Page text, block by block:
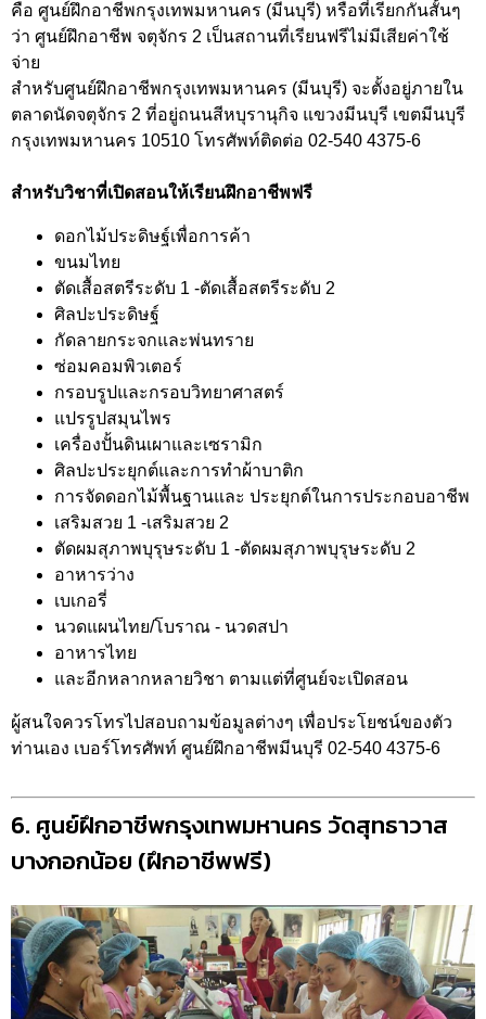
คือ ศูนย์ฝึกอาชีพกรุงเทพมหานคร (มีนบุรี) หรือที่เรียกกันสั้นๆ
ว่า ศูนย์ฝึกอาชีพ จตุจักร 2 เป็นสถานที่เรียนฟรีไม่มีเสียค่าใช้
จ่าย
สำหรับศูนย์ฝึกอาชีพกรุงเทพมหานคร (มีนบุรี) จะตั้งอยู่ภายใน
ตลาดนัดจตุจักร 2 ที่อยู่ถนนสีหบุรานุกิจ แขวงมีนบุรี เขตมีนบุรี
กรุงเทพมหานคร 10510 โทรศัพท์ติดต่อ 02-540 4375-6
สำหรับวิชาที่เปิดสอนให้เรียนฝึกอาชีพฟรี
ดอกไม้ประดิษฐ์เพื่อการค้า
ขนมไทย
ตัดเสื้อสตรีระดับ 1 -ตัดเสื้อสตรีระดับ 2
ศิลปะประดิษฐ์
กัดลายกระจกและพ่นทราย
ซ่อมคอมพิวเตอร์
กรอบรูปและกรอบวิทยาศาสตร์
แปรรูปสมุนไพร
เครื่องปั้นดินเผาและเซรามิก
ศิลปะประยุกต์และการทำผ้าบาติก
การจัดดอกไม้พื้นฐานและ ประยุกต์ในการประกอบอาชีพ
เสริมสวย 1 -เสริมสวย 2
ตัดผมสุภาพบุรุษระดับ 1 -ตัดผมสุภาพบุรุษระดับ 2
อาหารว่าง
เบเกอรี่
นวดแผนไทย/โบราณ - นวดสปา
อาหารไทย
และอีกหลากหลายวิชา ตามแต่ที่ศูนย์จะเปิดสอน
ผู้สนใจควรโทรไปสอบถามข้อมูลต่างๆ เพื่อประโยชน์ของตัว
ท่านเอง เบอร์โทรศัพท์ ศูนย์ฝึกอาชีพมีนบุรี 02-540 4375-6
6. ศูนย์ฝึกอาชีพกรุงเทพมหานคร วัดสุทธาวาส
บางกอกน้อย (ฝึกอาชีพฟรี)